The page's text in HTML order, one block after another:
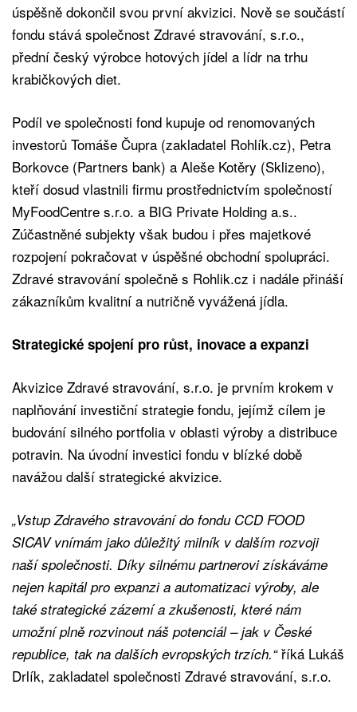
úspěšně dokončil svou první akvizici. Nově se součástí
fondu stává společnost Zdravé stravování, s.r.o.,
přední český výrobce hotových jídel a lídr na trhu
krabičkových diet.
Podíl ve společnosti fond kupuje od renomovaných
investorů Tomáše Čupra (zakladatel Rohlík.cz), Petra
Borkovce (Partners bank) a Aleše Kotěry (Sklizeno),
kteří dosud vlastnili firmu prostřednictvím společností
MyFoodCentre s.r.o. a BIG Private Holding a.s..
Zúčastněné subjekty však budou i přes majetkové
rozpojení pokračovat v úspěšné obchodní spolupráci.
Zdravé stravování společně s Rohlik.cz i nadále přináší
zákazníkům kvalitní a nutričně vyvážená jídla.
Strategické spojení pro růst, inovace a expanzi
Akvizice Zdravé stravování, s.r.o. je prvním krokem v
naplňování investiční strategie fondu, jejímž cílem je
budování silného portfolia v oblasti výroby a distribuce
potravin. Na úvodní investici fondu v blízké době
navážou další strategické akvizice.
„Vstup Zdravého stravování do fondu CCD FOOD
SICAV vnímám jako důležitý milník v dalším rozvoji
naší společnosti. Díky silnému partnerovi získáváme
nejen kapitál pro expanzi a automatizaci výroby, ale
také strategické zázemí a zkušenosti, které nám
umožní plně rozvinout náš potenciál – jak v České
republice, tak na dalších evropských trzích.“říká Lukáš
Drlík, zakladatel společnosti Zdravé stravování, s.r.o.